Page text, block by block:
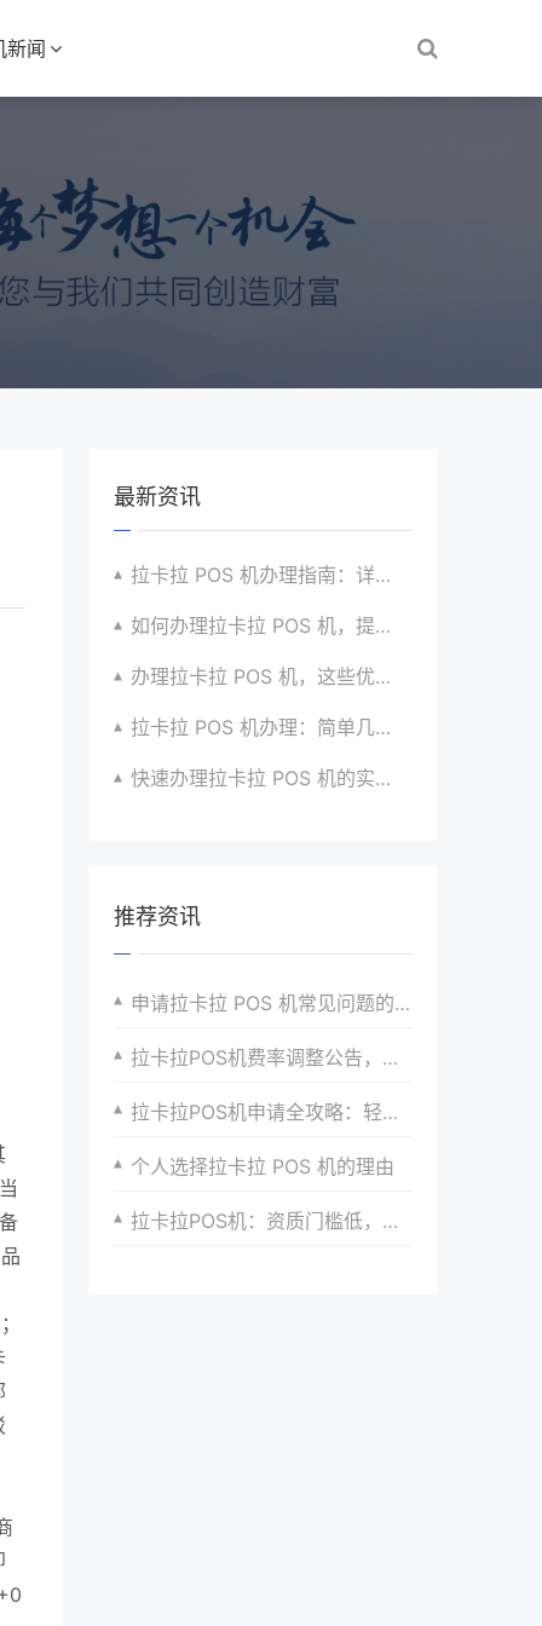
新闻
最新资讯
拉卡拉 POS 机办理指南：详细流程与注意事项汇总
如何办理拉卡拉 POS 机，提升收款效率？有方法
办理拉卡拉 POS 机，这些优势让你无法拒绝
拉卡拉 POS 机办理：简单几步，拥有便捷支付神器
快速办理拉卡拉 POS 机的实用步骤全指南
推荐资讯
申请拉卡拉 POS 机常见问题的深入探讨与解决策略
拉卡拉POS机费率调整公告，关注最新费用变动信息
拉卡拉POS机申请全攻略：轻松开启便捷支付之旅
个人选择拉卡拉 POS 机的理由
拉卡拉POS机：资质门槛低，商家更易申请